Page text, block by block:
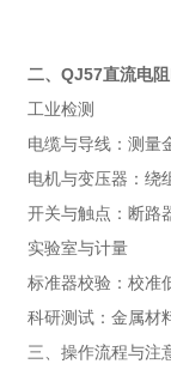
二、QJ57直流电
工业检测
电缆与导线：测量
电机与变压器：绕
开关与触点：断路
实验室与计量
标准器校验：校准
科研测试：金属材
三、操作流程与注